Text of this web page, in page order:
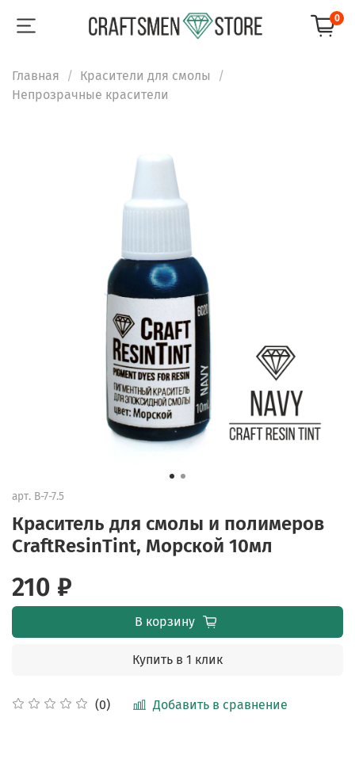
0
Главная
Красители для смолы
Непрозрачные красители
арт. B-7-7.5
Краситель для смолы и полимеров
CraftResinTint, Морской 10мл
(0) Добавить в сравнение
210 ₽
В корзину
Купить в 1 клик